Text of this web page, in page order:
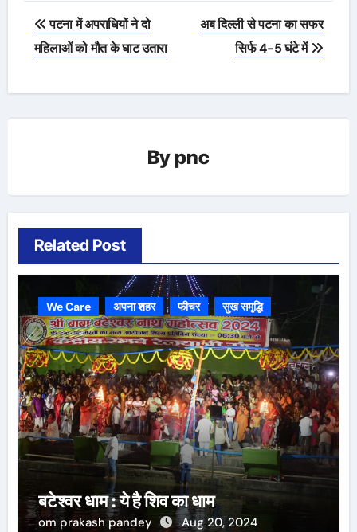
Post
navigation
पटना में अपराधियों ने दो
महिलाओं को मौत के घाट उतारा
अब दिल्ली से पटना का सफर
सिर्फ 4-5 घंटे में
By pnc
Related Post
We Care अपना शहर फीचर सुख समृद्धि
बटेश्वर धाम : ये है शिव का धाम
om prakash pandey Aug 20, 2024